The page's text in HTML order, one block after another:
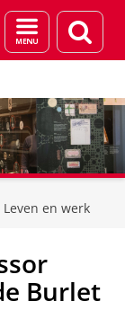
Menu
en
Leven en werk
Burlet